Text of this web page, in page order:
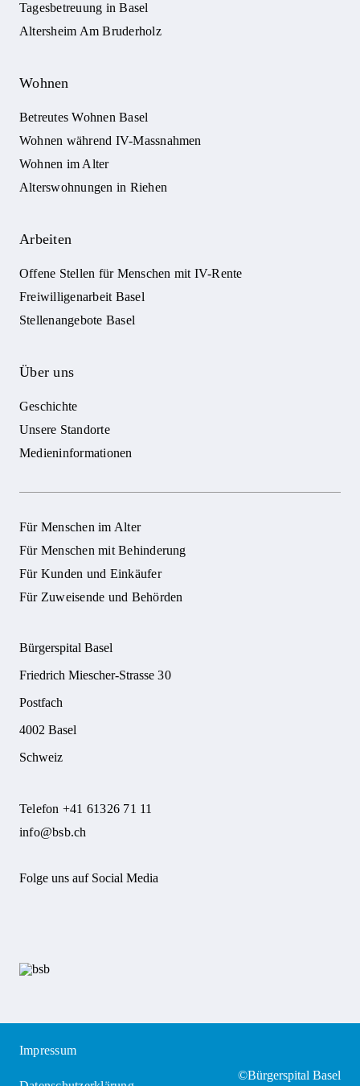
Tagesbetreuung in Basel
Altersheim Am Bruderholz
Wohnen
Betreutes Wohnen Basel
Wohnen während IV-Massnahmen
Wohnen im Alter
Alterswohnungen in Riehen
Arbeiten
Offene Stellen für Menschen mit IV-Rente
Freiwilligenarbeit Basel
Stellenangebote Basel
Über uns
Geschichte
Unsere Standorte
Medieninformationen
Für Menschen im Alter
Für Menschen mit Behinderung
Für Kunden und Einkäufer
Für Zuweisende und Behörden
Bürgerspital Basel
Friedrich Miescher-Strasse 30
Postfach
4002 Basel
Schweiz
Telefon +41 61326 71 11
info@bsb.ch
Folge uns auf Social Media
Impressum
©Bürgerspital Basel